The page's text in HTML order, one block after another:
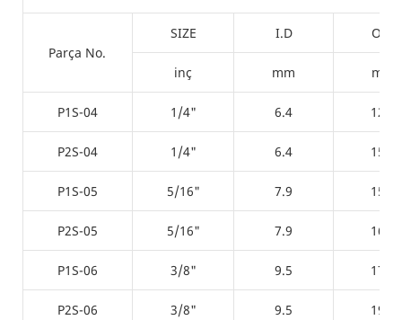
Parça No.
SIZE I.D O.D
inç mm mm
P1S-04 1/4" 6.4 12.0
P2S-04 1/4" 6.4 15.0
P1S-05 5/16" 7.9 15.1
P2S-05 5/16" 7.9 16.5
P1S-06 3/8" 9.5 17.5
P2S-06 3/8" 9.5 19.1